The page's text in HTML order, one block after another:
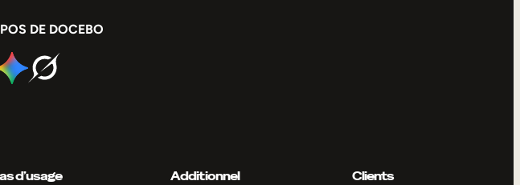
DE DOCEBO
d’usage Additionnel Clients